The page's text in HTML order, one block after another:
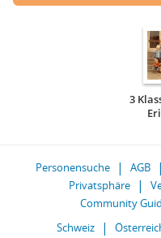
3
Personensuche AGB
Privatsphäre
Community
Schweiz